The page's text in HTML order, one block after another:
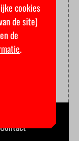
Contact
cookies
de site)
de
.